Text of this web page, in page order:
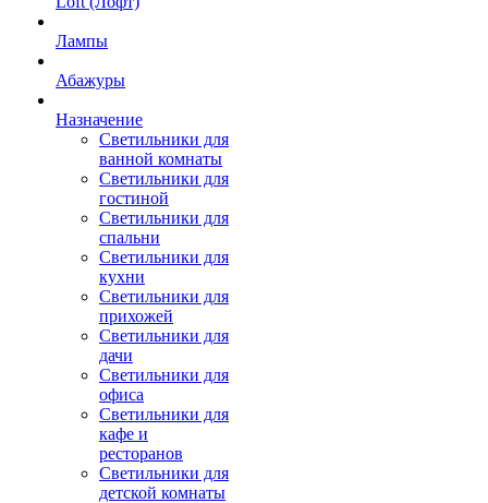
Лампы
Абажуры
Назначение
Светильники для
ванной комнаты
Светильники для
гостиной
Светильники для
спальни
Светильники для
кухни
Светильники для
прихожей
Светильники для
дачи
Светильники для
офиса
Светильники для
кафе и
ресторанов
Светильники для
детской комнаты